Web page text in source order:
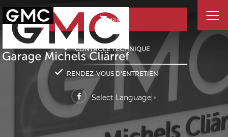
SHOP
CONTRÔLE TECHNIQUE
RENDEZ-VOUS D'ENTRETIEN
Select Language ▼